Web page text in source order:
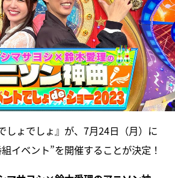
しょでしょ』が、7月24日（月）に
イベント”を開催することが決定！